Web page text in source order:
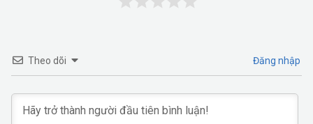
Theo dõi Đăng nhập